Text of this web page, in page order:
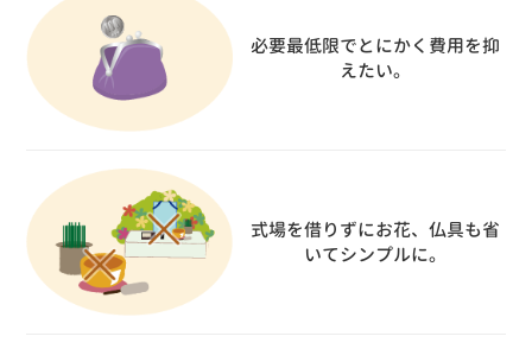
必要最低限でとにかく費用を抑
えたい。
式場を借りずにお花、仏具も省
いてシンプルに。